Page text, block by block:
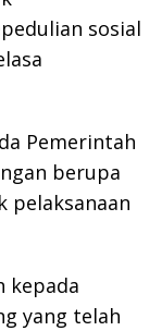
sosial
Pemerintah
berupa
pelaksanaan
kepada
yang telah